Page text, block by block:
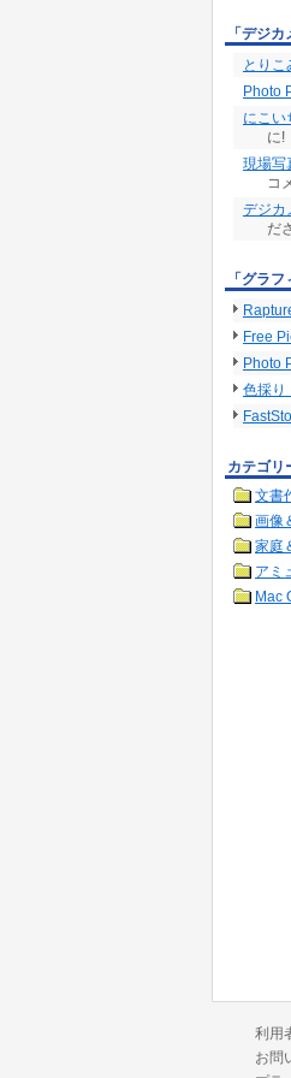
「デジ
とりこ
Photo
にこい
に!
現場写
コ
デジカ
だ
「グラ
Free
Photo
色採り
カテゴリ
文書
画像
家庭
アミ
Mac
利用
お問